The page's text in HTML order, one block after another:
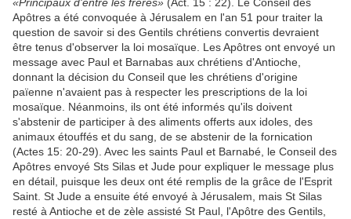
Apôtres a été convoquée à Jérusalem en l'an 51 pour traiter la
question de savoir si des Gentils chrétiens convertis devraient
être tenus d'observer la loi mosaïque. Les Apôtres ont envoyé un
message avec Paul et Barnabas aux chrétiens d'Antioche,
donnant la décision du Conseil que les chrétiens d'origine
païenne n'avaient pas à respecter les prescriptions de la loi
mosaïque. Néanmoins, ils ont été informés qu'ils doivent
s'abstenir de participer à des aliments offerts aux idoles, des
animaux étouffés et du sang, de se abstenir de la fornication
(Actes 15: 20-29). Avec les saints Paul et Barnabé, le Conseil des
Apôtres envoyé Sts Silas et Jude pour expliquer le message plus
en détail, puisque les deux ont été remplis de la grâce de l'Esprit
Saint. St Jude a ensuite été envoyé à Jérusalem, mais St Silas
resté à Antioche et de zèle assisté St Paul, l'Apôtre des Gentils,